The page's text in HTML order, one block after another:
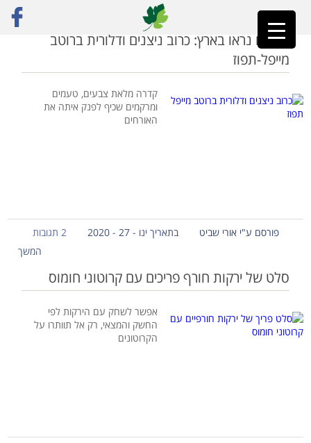
ראשי»כרוב ניצנים
ניצנים נראו בארץ: כרוב ניצנים ודלורית ברוטב
מייפל-תפוז
קדרה מלאת צבעים, טעמים
ומרקמים שכיף לפנק איתה את
האורחים
פורסם ע"י אורי שביט בתאריך ינו - 27 - 2020
2 תגובות
המשך
סלט של ירקות חורף פריכים עם קרוטוני חומוס
אפשר לשחק עם הירקות לפי
החשק והמצאי, רק אל תוותרו על
הקרוטונים